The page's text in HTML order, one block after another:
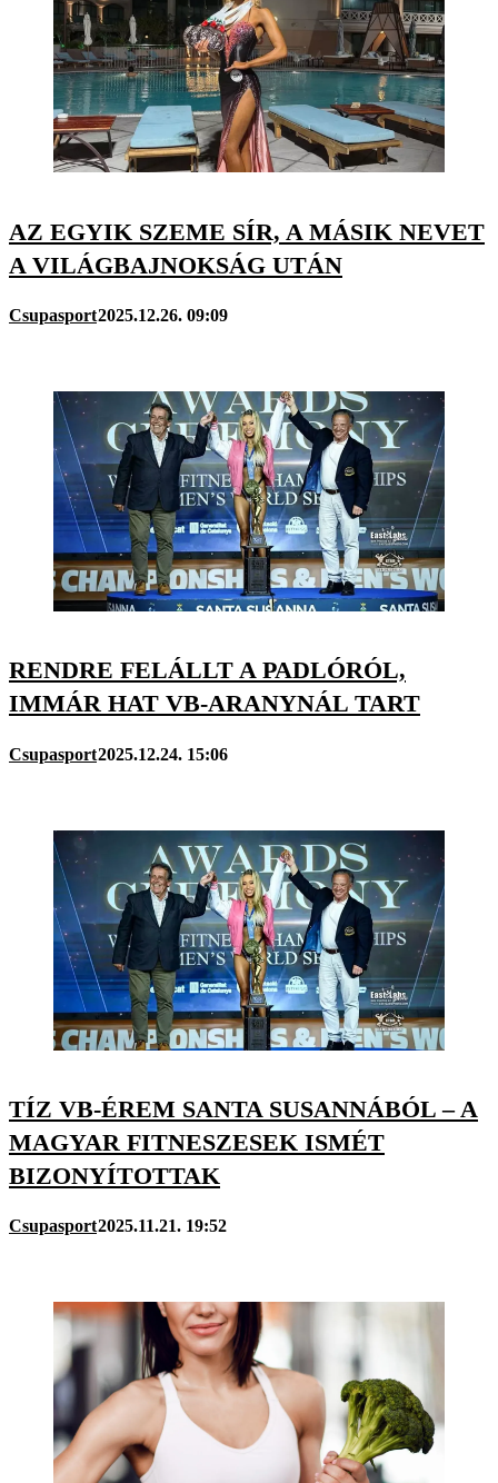
AZ EGYIK SZEME SÍR, A MÁSIK NEVET
A VILÁGBAJNOKSÁG UTÁN
Csupasport2025.12.26. 09:09
RENDRE FELÁLLT A PADLÓRÓL,
IMMÁR HAT VB-ARANYNÁL TART
Csupasport2025.12.24. 15:06
TÍZ VB-ÉREM SANTA SUSANNÁBÓL – A
MAGYAR FITNESZESEK ISMÉT
BIZONYÍTOTTAK
Csupasport2025.11.21. 19:52